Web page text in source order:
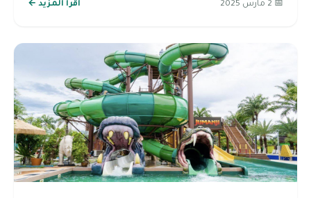
📅 2 مارس 2025 اقرأ المزيد ←